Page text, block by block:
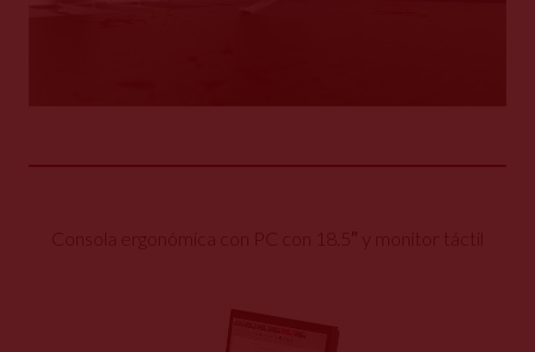
Consola ergonómica con PC con 18.5″ y monitor táctil